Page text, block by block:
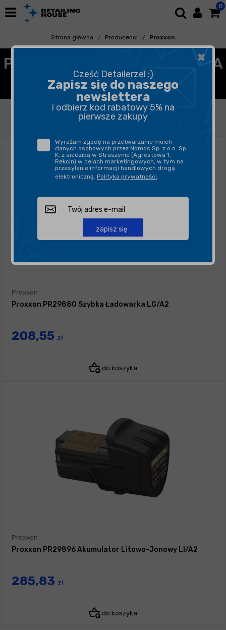
0
Strona główna Producenci Proxxon
PROXXON - MIKRO NARZĘDZIA
DETAILINGOWE
FILTROWANIE SORTUJ
Proxxon
Proxxon PR29880 Szybka Ładowarka LG/A2
208,55 zł
do koszyka
Proxxon
Proxxon PR29896 Akumulator Litowo-Jonowy LI/A2
285,83 zł
do koszyka
×
Cześć Detailerze! :)
Zapisz się do naszego
newslettera
i odbierz kod rabatowy 5% na
pierwsze zakupy
Wyrażam zgodę na przetwarzanie moich
danych osobowych przez Nomos Sp. z o.o. Sp.
K. z siedzibą w Straszynie (Agrestowa 1,
Rekcin) w celach marketingowych, w tym na
przesyłanie informacji handlowych drogą
elektroniczną. Polityka prywatności.
zapisz się